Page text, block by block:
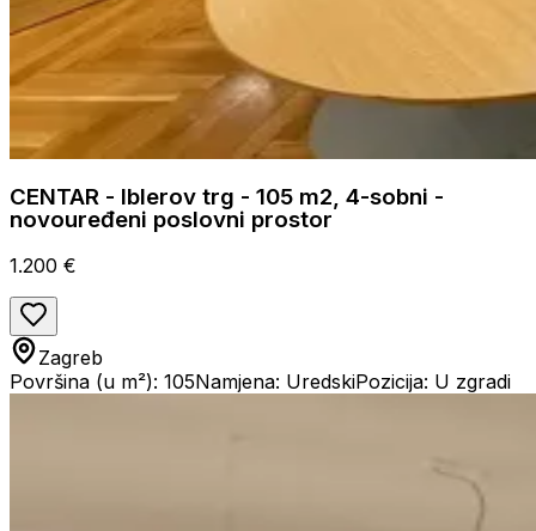
CENTAR - Iblerov trg - 105 m2, 4-sobni -
novouređeni poslovni prostor
1.200 €
Zagreb
Površina (u m²): 105Namjena: UredskiPozicija: U zgradi